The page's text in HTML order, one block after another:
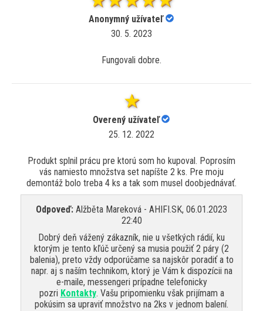
Anonymný užívateľ
30. 5. 2023
Fungovali dobre.
Overený užívateľ
25. 12. 2022
Produkt splnil prácu pre ktorú som ho kupoval. Poprosím
vás namiesto množstva set napíšte 2 ks. Pre moju
demontáž bolo treba 4 ks a tak som musel doobjednávať.
Odpoveď: Alžběta Mareková - AHIFI.SK, 06.01.2023
22:40
Dobrý deň vážený zákazník, nie u všetkých rádií, ku
ktorým je tento kľúč určený sa musia použiť 2 páry (2
balenia), preto vždy odporúčame sa najskôr poradiť a to
napr. aj s naším technikom, ktorý je Vám k dispozícii na
e-maile, messengeri prípadne telefonicky
pozri Kontakty. Vašu pripomienku však prijímam a
pokúsim sa upraviť množstvo na 2ks v jednom balení.